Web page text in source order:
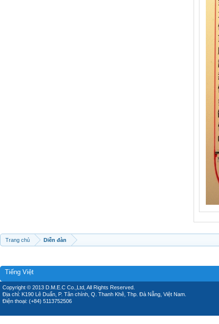
Trang chủ Diễn đàn
Tiếng Việt
Copyright © 2013 D.M.E.C Co.,Ltd, All Rights Reserved.
Địa chỉ: K190 Lê Duẩn, P. Tân chính, Q. Thanh Khê, Thp. Đà Nẵng, Việt Nam.
Điện thoại: (+84) 5113752506